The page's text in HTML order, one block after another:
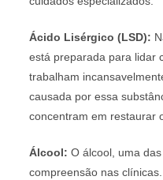
Ácido Lisérgico (LSD):
está preparada para lidar
trabalham
causada por essa
concentram em restaurar
Álcool: O álcool, uma
compreensão nas